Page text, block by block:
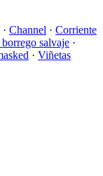
· Channel · Corriente
salvaje ·
· Viñetas